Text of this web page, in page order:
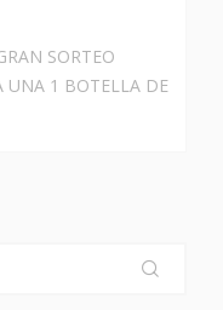
SORTEO
UNA 1 BOTELLA DE